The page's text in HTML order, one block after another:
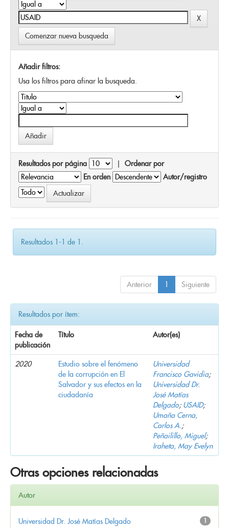
Comenzar nueva busqueda
Añadir filtros:
Usa los filtros para afinar la busqueda.
Resultados por página | Ordenar por
En orden
Autor/registro
Resultados 1-1 de 1.
Anterior 1 Siguiente
Resultados por ítem:
Fecha de
publicación
Título Autor(es)
2020
Estudio sobre el fenómeno
de la corrupción en El
Salvador y sus efectos en la
ciudadanía
Universidad
Francisco Gavidia;
Universidad Dr.
José Matías
Delgado; USAID;
Umaña Cerna,
Carlos A.;
Peñailillo, Miguel;
Iraheta, May Evelyn
Otras opciones relacionadas
Autor
1
Universidad Dr. José Matías Delgado